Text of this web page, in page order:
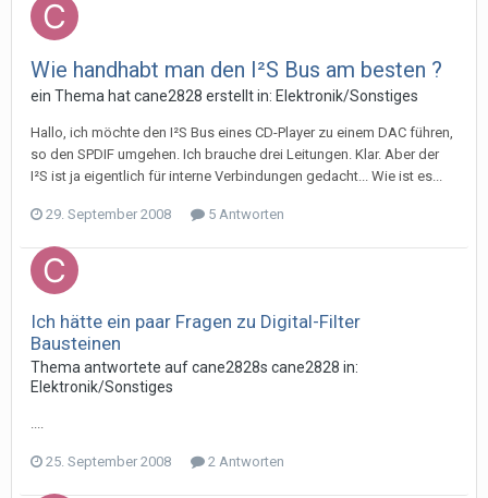
Wie handhabt man den I²S Bus am besten ?
ein Thema hatcane2828 erstellt in: Elektronik/Sonstiges
Hallo, ich möchte den I²S Bus eines CD-Player zu einem DAC führen,
so den SPDIF umgehen. Ich brauche drei Leitungen. Klar. Aber der
I²S ist ja eigentlich für interne Verbindungen gedacht... Wie ist es...
29. September 2008 5 Antworten
Ich hätte ein paar Fragen zu Digital-Filter
Bausteinen
Thema antwortete aufcane2828s cane2828 in:
Elektronik/Sonstiges
....
25. September 2008 2 Antworten